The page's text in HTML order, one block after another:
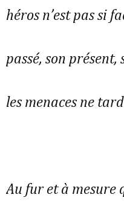
héros n’est pas si
passé, son présent,
les menaces ne
Au fur et à mesure